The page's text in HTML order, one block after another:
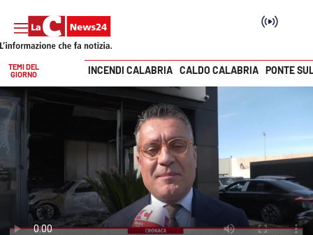
Cronaca
Politica
Attualità
Vai
TEMI DEL
GIORNO
INCENDI CALABRIA CALDO CALABRIA PONTE